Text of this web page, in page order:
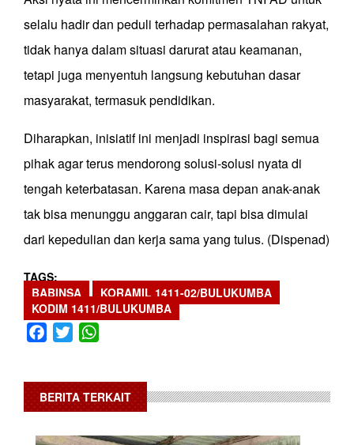
selalu hadir dan peduli terhadap permasalahan rakyat,
tidak hanya dalam situasi darurat atau keamanan,
tetapi juga menyentuh langsung kebutuhan dasar
masyarakat, termasuk pendidikan.
Diharapkan, inisiatif ini menjadi inspirasi bagi semua
pihak agar terus mendorong solusi-solusi nyata di
tengah keterbatasan. Karena masa depan anak-anak
tak bisa menunggu anggaran cair, tapi bisa dimulai
dari kepedulian dan kerja sama yang tulus. (Dispenad)
TAGS
BABINSA
KORAMIL 1411-02/BULUKUMBA
KODIM 1411/BULUKUMBA
Facebook
Twitter
BERITA TERKAIT